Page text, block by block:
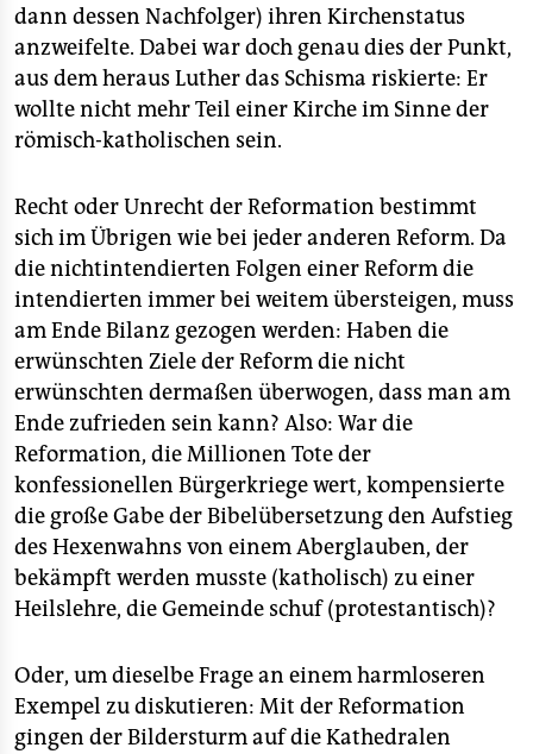
dann dessen Nachfolger) ihren Kirchenstatus
anzweifelte. Dabei war doch genau dies der Punkt,
aus dem heraus Luther das Schisma riskierte: Er
wollte nicht mehr Teil einer Kirche im Sinne der
römisch-katholischen sein.
Recht oder Unrecht der Reformation bestimmt
sich im Übrigen wie bei jeder anderen Reform. Da
die nichtintendierten Folgen einer Reform die
intendierten immer bei weitem übersteigen, muss
am Ende Bilanz gezogen werden: Haben die
erwünschten Ziele der Reform die nicht
erwünschten dermaßen überwogen, dass man am
Ende zufrieden sein kann? Also: War die
Reformation, die Millionen Tote der
konfessionellen Bürgerkriege wert, kompensierte
die große Gabe der Bibelübersetzung den Aufstieg
des Hexenwahns von einem Aberglauben, der
bekämpft werden musste (katholisch) zu einer
Heilslehre, die Gemeinde schuf (protestantisch)?
Oder, um dieselbe Frage an einem harmloseren
Exempel zu diskutieren: Mit der Reformation
gingen der Bildersturm auf die Kathedralen